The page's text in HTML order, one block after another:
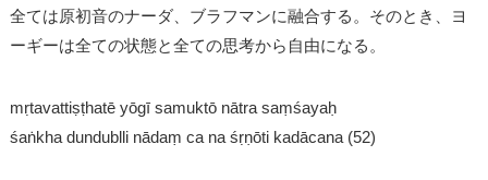
全ては原初音のナーダ、ブラフマンに融合する。そのとき、ヨ
ーギーは全ての状態と全ての思考から自由になる。
mṛtavattiṣṭhatē yōgī samuktō nātra saṃśayaḥ
śaṅkha dundublli nādaṃ ca na śṛṇōti kadācana (52)